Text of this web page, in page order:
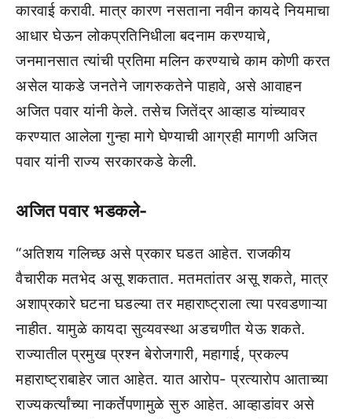
कारवाई करावी. मात्र कारण नसताना नवीन कायदे नियमाचा
आधार घेऊन लोकप्रतिनिधीला बदनाम करण्याचे,
जनमानसात त्यांची प्रतिमा मलिन करण्याचे काम कोणी करत
असेल याकडे जनतेने जागरुकतेने पाहावे, असे आवाहन
अजित पवार यांनी केले. तसेच जितेंद्र आव्हाड यांच्यावर
करण्यात आलेला गुन्हा मागे घेण्याची आग्रही मागणी अजित
पवार यांनी राज्य सरकारकडे केली.
अजित पवार भडकले-
“अतिशय गलिच्छ असे प्रकार घडत आहेत. राजकीय
वैचारीक मतभेद असू शकतात. मतमतांतर असू शकते, मात्र
अशाप्रकारे घटना घडल्या तर महाराष्ट्राला त्या परवडणाऱ्या
नाहीत. यामुळे कायदा सुव्यवस्था अडचणीत येऊ शकते.
राज्यातील प्रमुख प्रश्न बेरोजगारी, महागाई, प्रकल्प
महाराष्ट्राबाहेर जात आहेत. यात आरोप- प्रत्यारोप आताच्या
राज्यकर्त्यांच्या नाकर्तेपणामुळे सुरु आहेत. आव्हाडांवर असे